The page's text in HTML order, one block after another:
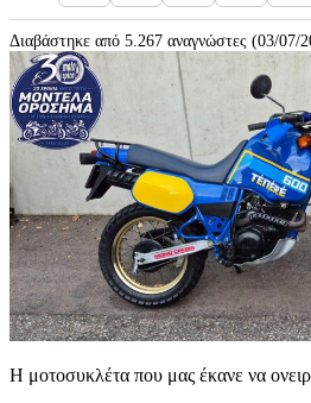
Διαβάστηκε από 5.267 αναγνώστες (03/07/
Η μοτοσυκλέτα που μας έκανε να